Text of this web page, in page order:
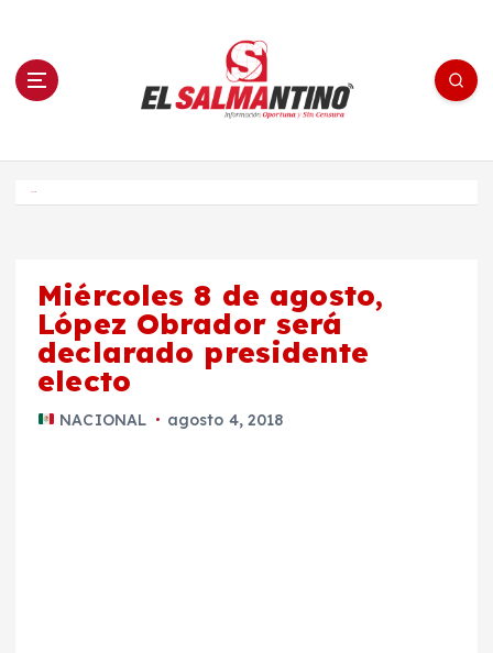
n El Salmantino - medios/noticias/editorial
Miércoles 8 de agosto,
López Obrador será
declarado presidente
electo
NACIONAL agosto 4, 2018